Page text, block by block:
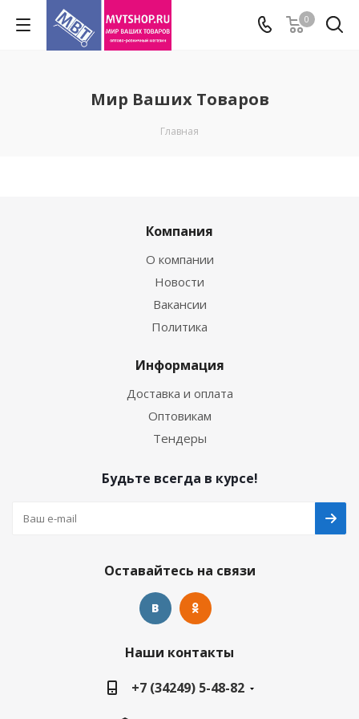
0
Мир Ваших Товаров
Главная
Компания
О компании
Новости
Вакансии
Политика
Информация
Доставка и оплата
Оптовикам
Тендеры
Будьте всегда в курсе!
Оставайтесь на связи
Наши контакты
+7 (34249) 5-48-82